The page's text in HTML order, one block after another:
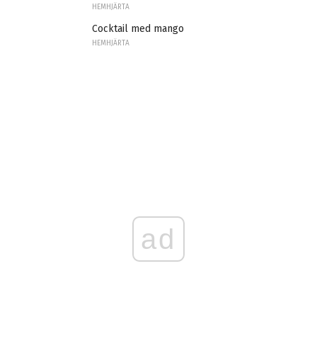
HEMHJÄRTA
Cocktail med mango
HEMHJÄRTA
ad